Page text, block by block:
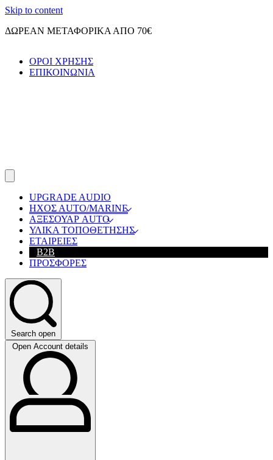
Skip to content
ΔΩΡΕΑΝ ΜΕΤΑΦΟΡΙΚΑ ΑΠΟ 70€
ΟΡΟΙ ΧΡΗΣΗΣ
ΕΠΙΚΟΙΝΩΝΙΑ
UPGRADE AUDIO
ΗΧΟΣ ΑUTO/MARINE
ΑΞΕΣΟΥΑΡ AUTO
ΥΛΙΚΑ ΤΟΠΟΘΕΤΗΣΗΣ
ΕΤΑΙΡΕΙΕΣ
B2B
ΠΡΟΣΦΟΡΕΣ
Search open
Open Account details